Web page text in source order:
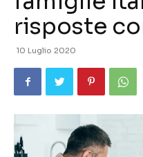
risposte
10 Luglio 2020